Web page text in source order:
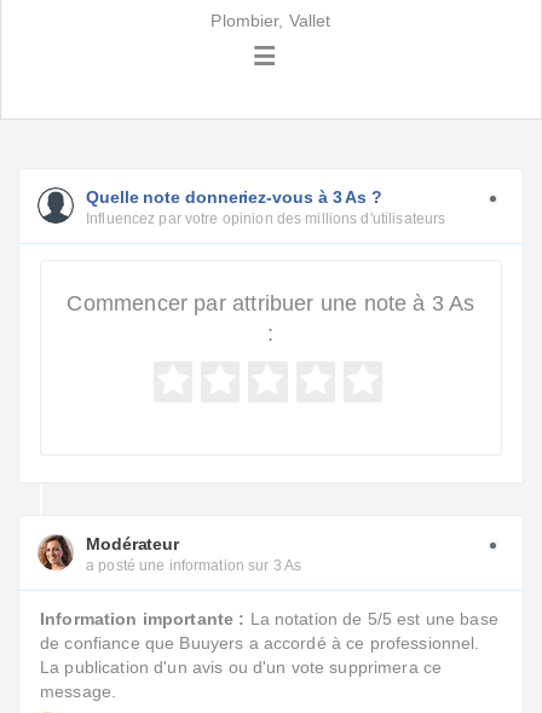
Plombier, Vallet
Quelle note donneriez-vous à 3 As ?
Influencez par votre opinion des millions d'utilisateurs
Commencer par attribuer une note à 3 As
:
Modérateur
a posté une information sur 3 As
Information importante : La notation de 5/5 est une base
de confiance que Buuyers a accordé à ce professionnel.
La publication d'un avis ou d'un vote supprimera ce
message.